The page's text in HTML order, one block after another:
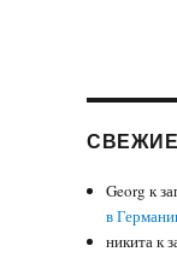
Georg к
в
никитак